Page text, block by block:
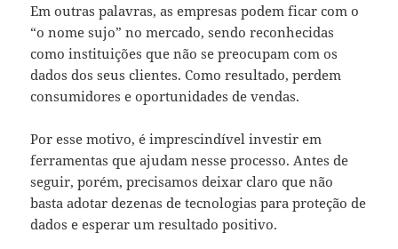
Em outras palavras, as empresas podem ficar com o
“o nome sujo” no mercado, sendo reconhecidas
como instituições que não se preocupam com os
dados dos seus clientes. Como resultado, perdem
consumidores e oportunidades de vendas.
Por esse motivo, é imprescindível investir em
ferramentas que ajudam nesse processo. Antes de
seguir, porém, precisamos deixar claro que não
basta adotar dezenas de tecnologias para proteção de
dados e esperar um resultado positivo.